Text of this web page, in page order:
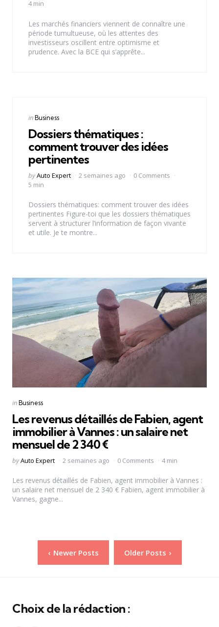
by
4 min
Les marchés financiers viennent de connaître une
période tumultueuse, où les attentes des
investisseurs oscillent entre optimisme et
prudence. Avec la BCE qui s’apprête...
Categories
Posted
inBusiness
Dossiers thématiques :
comment trouver des idées
pertinentes
Posted
by
byAuto Expert 2 semaines ago
0 Comments
5 min
Dossiers thématiques: comment trouver des idées
pertinentes Figure-toi que les dossiers thématiques
servent à structurer l’information de façon vivante
et utile. Je te montre...
Categories
Posted
inBusiness
Les revenus détaillés de Fabien, agent
immobilier à Vannes : un salaire net
mensuel de 2 340 €
Posted
byAuto Expert 2 semaines ago 0 Comments 4 min
Les revenus détaillés de Fabien, agent immobilier à Vannes :
un salaire net mensuel de 2 340 € Fabien, agent immobilier à
Vannes, gagne...
PaginationNewer Posts Older Posts
Choix de la rédaction :